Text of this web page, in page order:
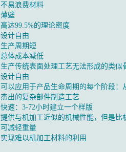
不易浪费材料
薄壁
高达99.5%的理论密度
设计自由
生产周期短
总体成本减低
生产传统表面处理工艺无法形成的类似
设计自由
可以应用于产品生命周期的每个阶段
杰出的复杂部件制造工艺
快速：3-72小时建立一个样版
提供与机加工近似的机械性能，但是比
可减轻重量
实现难以机加工材料的利用